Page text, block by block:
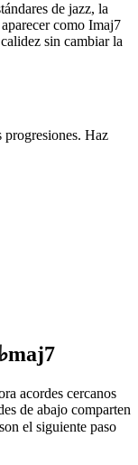
de jazz, la
como Imaj7
sin cambiar la
progresiones. Haz
acordes cercanos
de abajo comparten
el siguiente paso